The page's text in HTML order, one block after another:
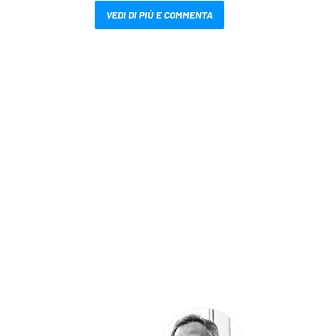
VEDI DI PIÙ E COMMENTA